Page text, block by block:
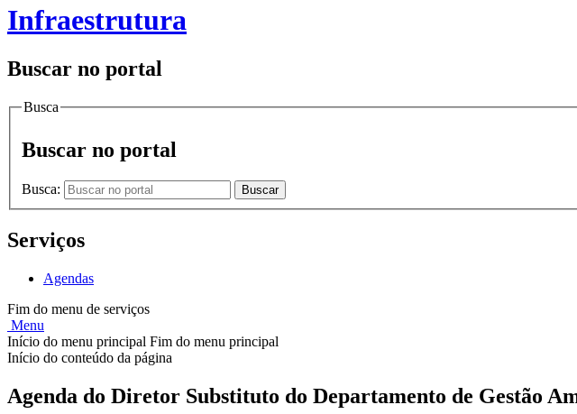
Infraestrutura
Buscar no portal
Busca
Buscar no portal
Busca: Buscar
Serviços
Agendas
Fim do menu de serviços
Menu
Início do menu principal Fim do menu principal
Início do conteúdo da página
Agenda do Diretor Substituto do Departamento de Gestão